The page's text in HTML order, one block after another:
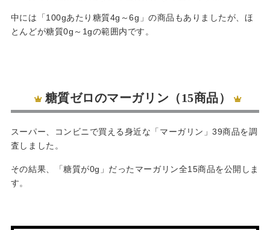
中には「100gあたり糖質4g～6g」の商品もありましたが、ほ
とんどが糖質0g～1gの範囲内です。
糖質ゼロのマーガリン（15商品）
スーパー、コンビニで買える身近な「マーガリン」39商品を調
査しました。
その結果、「糖質が0g」だったマーガリン全15商品を公開しま
す。